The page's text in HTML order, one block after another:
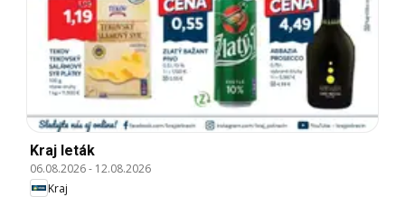
Kraj leták
06.08.2026- 12.08.2026
Kraj